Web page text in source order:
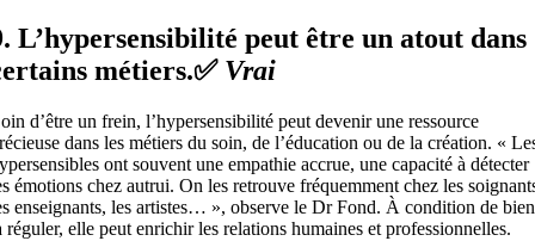
L’hypersensibilité peut être un atout dans
métiers.✅ Vrai
d’être un frein, l’hypersensibilité peut devenir une ressource
dans les métiers du soin, de l’éducation ou de la création. «
ont souvent une empathie accrue, une capacité à détecter
émotions chez autrui. On les retrouve fréquemment chez les
enseignants, les artistes… », observe le Dr Fond. À condition de bien
réguler, elle peut enrichir les relations humaines et professionnelles.